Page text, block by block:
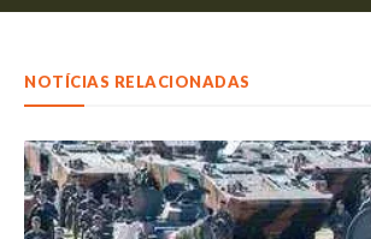
NOTÍCIAS RELACIONADAS